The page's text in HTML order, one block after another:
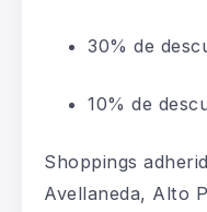
30% de
10% de
Shoppings
Avellaneda, Alto